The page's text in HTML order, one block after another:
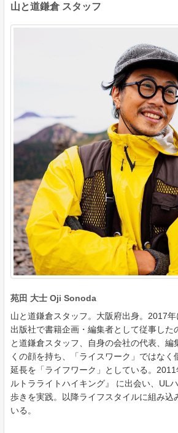
山と道鎌倉 スタッフ
苑田 大士 Oji Sonoda
山と道鎌倉スタッフ。大阪府出身。2017
出版社で書籍企画・編集者として従事した
と道鎌倉スタッフ、自身の会社の代表、編
くの顔を持ち、「ライスワーク」ではなく
延長を「ライフワーク」としている。
ルトラライトハイキング』 に出会い、UL
歩きを実践。以降ライフスタイルに組み込
いる。